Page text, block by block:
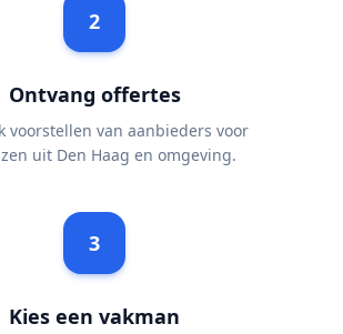
2
Ontvang offertes
voorstellen van aanbieders voor
uit Den Haag en omgeving.
3
Kies een vakman